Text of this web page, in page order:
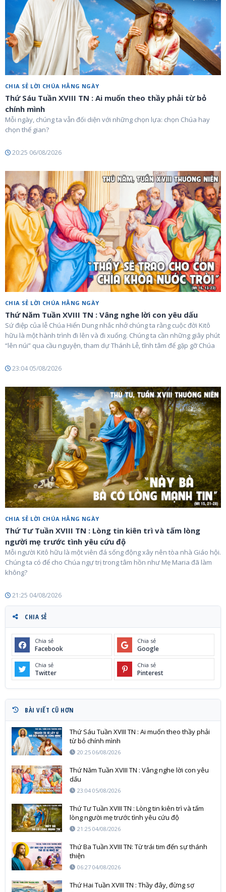
CHIA SẺ LỜI CHÚA HẰNG NGÀY
Thứ Sáu Tuần XVIII TN : Ai muốn theo thầy phải từ bỏ
chính mình
Mỗi ngày, chúng ta vẫn đối diện với những chọn lựa: chọn Chúa hay
chọn thế gian?
20:25 06/08/2026
CHIA SẺ LỜI CHÚA HẰNG NGÀY
Thứ Năm Tuần XVIII TN : Vâng nghe lời con yêu dấu
Sứ điệp của lễ Chúa Hiển Dung nhắc nhở chúng ta rằng cuộc đời Kitô
hữu là một hành trình đi lên và đi xuống. Chúng ta cần những giây phút
“lên núi” qua cầu nguyện, tham dự Thánh Lễ, tĩnh tâm để gặp gỡ Chúa
23:04 05/08/2026
CHIA SẺ LỜI CHÚA HẰNG NGÀY
Thứ Tư Tuần XVIII TN : Lòng tin kiên trì và tấm lòng
người mẹ trước tình yêu cứu độ
Mỗi người Kitô hữu là một viên đá sống động xây nên tòa nhà Giáo hội.
Chúng ta có để cho Chúa ngự trị trong tâm hồn như Mẹ Maria đã làm
không?
21:25 04/08/2026
CHIA SẺ
Chia sẻ
Facebook
Chia sẻ
Google
Chia sẻ
Twitter
Chia sẻ
Pinterest
BÀI VIẾT CŨ HƠN
Thứ Sáu Tuần XVIII TN : Ai muốn theo thầy phải
từ bỏ chính mình
20:25 06/08/2026
Thứ Năm Tuần XVIII TN : Vâng nghe lời con yêu
dấu
23:04 05/08/2026
Thứ Tư Tuần XVIII TN : Lòng tin kiên trì và tấm
lòng người mẹ trước tình yêu cứu độ
21:25 04/08/2026
Thứ Ba Tuần XVIII TN: Từ trái tim đến sự thánh
thiện
06:27 04/08/2026
Thứ Hai Tuần XVIII TN : Thầy đây, đừng sợ